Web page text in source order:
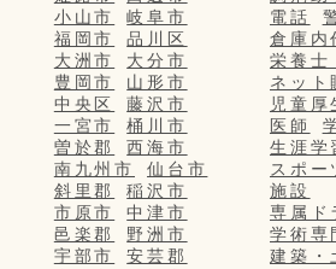
小山市
岐阜市
福岡市
品川区
大洲市
大分市
豊岡市
山形市
中央区
藤沢市
一宮市
桶川市
曽於郡
西海市
南九州市
仙台市
斜里郡
稲沢市
市原市
中津市
邑楽郡
野洲市
宇部市
安芸郡
電話
倉庫内
栄養士
ネット
児童厚
医師
生涯学
スポー
施設
専属ド
学術専
建築・